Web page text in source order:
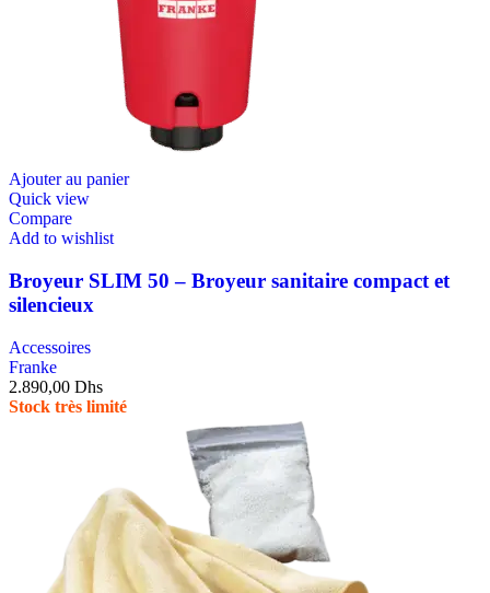
Ajouter au panier
Quick view
Compare
Add to wishlist
Broyeur SLIM 50 – Broyeur sanitaire compact et
silencieux
Accessoires
Franke
2.890,00 Dhs
Stock très limité